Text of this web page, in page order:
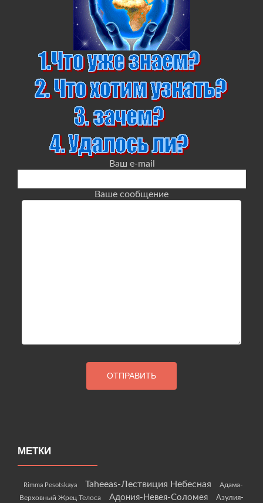
Ваш e-mail
Ваше сообщение
МЕТКИ
Rimma Pesotskaya Taheeas-Лествиция Небесная
Адама-
Верховный Жрец Телоса
Адония-Невея-Соломея
Азулия-